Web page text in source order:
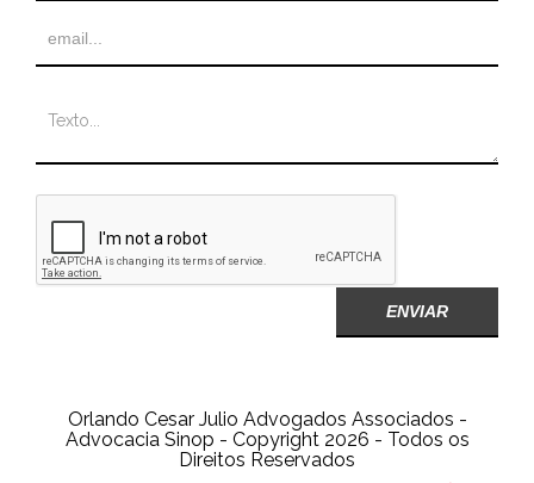
Orlando Cesar Julio Advogados Associados -
Advocacia Sinop - Copyright 2026 - Todos os
Direitos Reservados